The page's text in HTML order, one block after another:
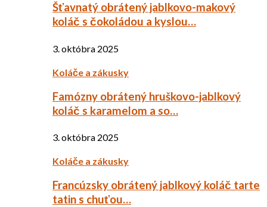
Šťavnatý obrátený jablkovo-makový
koláč s čokoládou a kyslou…
3. októbra 2025
Koláče a zákusky
Famózny obrátený hruškovo-jablkový
koláč s karamelom a so…
3. októbra 2025
Koláče a zákusky
Francúzsky obrátený jablkový koláč tarte
tatin s chuťou…